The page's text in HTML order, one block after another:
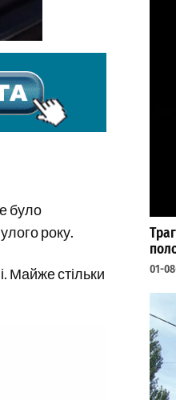
було
року.
Майже стільки
01-